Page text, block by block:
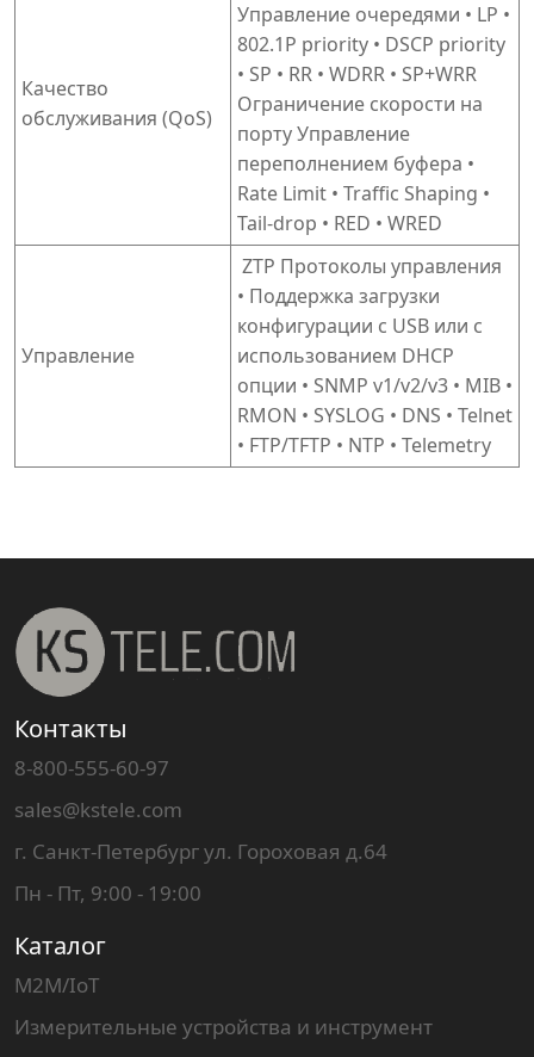
Качество
обслуживания (QoS)
Управление очередями • LP •
802.1P priority • DSCP priority
• SP • RR • WDRR • SP+WRR
Ограничение скорости на
порту Управление
переполнением буфера •
Rate Limit • Traffic Shaping •
Tail-drop • RED • WRED
Управление
ZTP Протоколы управления
• Поддержка загрузки
конфигурации с USB или с
использованием DHCP
опции • SNMP v1/v2/v3 • MIB •
RMON • SYSLOG • DNS • Telnet
• FTP/TFTP • NTP • Telemetry
Каталог
M2M/IoT
Измерительные устройства и инструмент
Контакты
8-800-555-60-97
sales@kstele.com
г. Санкт-Петербург ул. Гороховая д.64
Пн - Пт, 9:00 - 19:00